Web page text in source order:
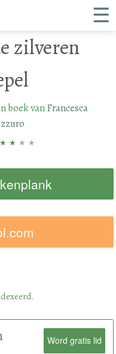
☰
zilveren
boek vanFrancesca
★ ★ ★ ★
Word gratis lid